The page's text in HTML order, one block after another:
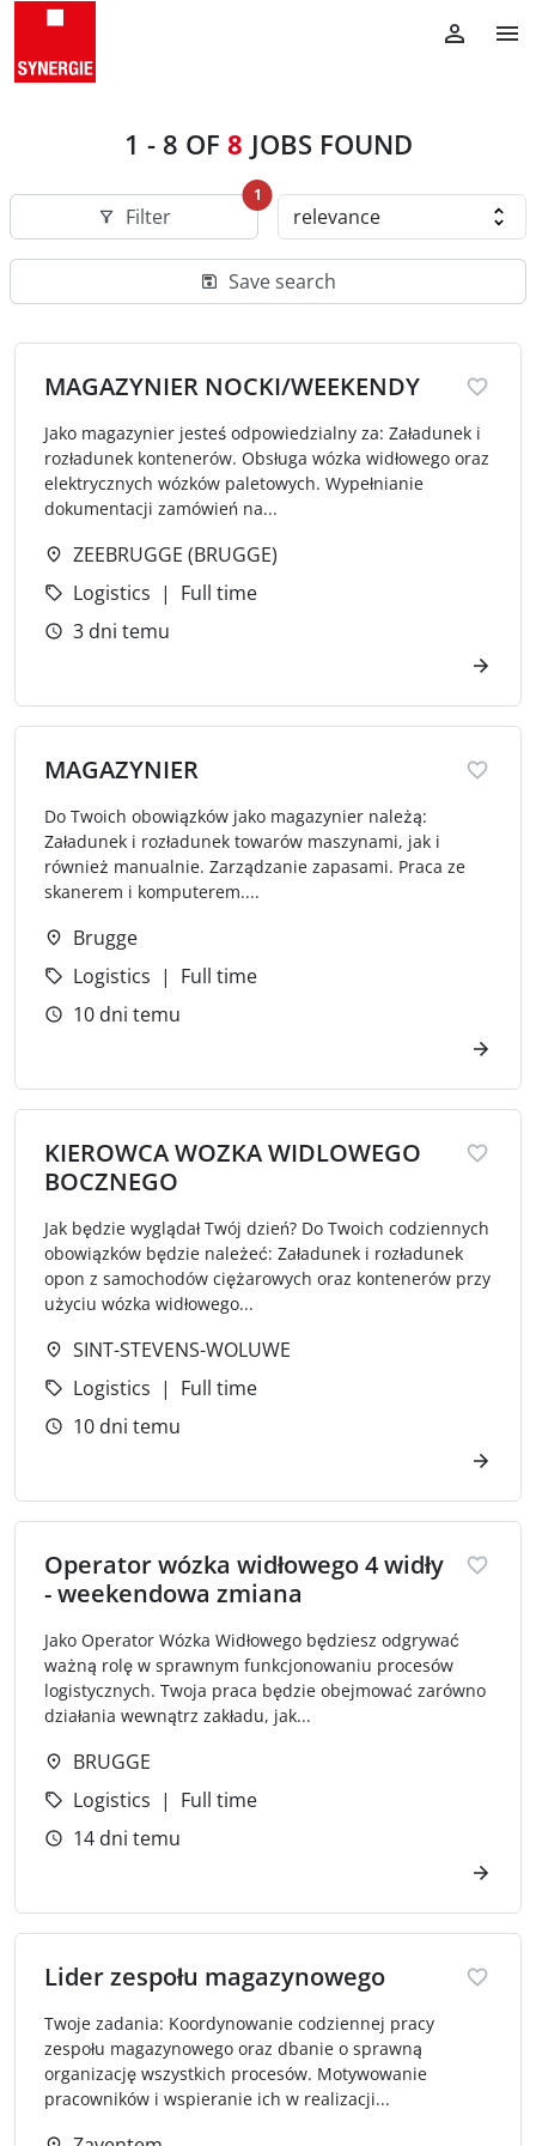
1 - 8 OF 8 JOBS FOUND
Filter
1
Save search
MAGAZYNIER NOCKI/WEEKENDY
Jako magazynier jesteś odpowiedzialny za: Załadunek i
rozładunek kontenerów. Obsługa wózka widłowego oraz
elektrycznych wózków paletowych. Wypełnianie
dokumentacji zamówień na...
ZEEBRUGGE (BRUGGE)
Logistics
Full time
3 dni temu
MAGAZYNIER
Do Twoich obowiązków jako magazynier należą:
Załadunek i rozładunek towarów maszynami, jak i
również manualnie. Zarządzanie zapasami. Praca ze
skanerem i komputerem....
Brugge
Logistics
Full time
10 dni temu
KIEROWCA WOZKA WIDLOWEGO
BOCZNEGO
Jak będzie wyglądał Twój dzień? Do Twoich codziennych
obowiązków będzie należeć: Załadunek i rozładunek
opon z samochodów ciężarowych oraz kontenerów przy
użyciu wózka widłowego...
SINT-STEVENS-WOLUWE
Logistics
Full time
10 dni temu
Operator wózka widłowego 4 widły
- weekendowa zmiana
Jako Operator Wózka Widłowego będziesz odgrywać
ważną rolę w sprawnym funkcjonowaniu procesów
logistycznych. Twoja praca będzie obejmować zarówno
działania wewnątrz zakładu, jak...
BRUGGE
Logistics
Full time
14 dni temu
Lider zespołu magazynowego
Twoje zadania: Koordynowanie codziennej pracy
zespołu magazynowego oraz dbanie o sprawną
organizację wszystkich procesów. Motywowanie
pracowników i wspieranie ich w realizacji...